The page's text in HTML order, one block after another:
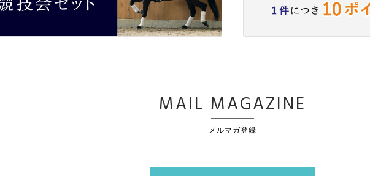
MAIL MAGAZINE
メルマガ登録